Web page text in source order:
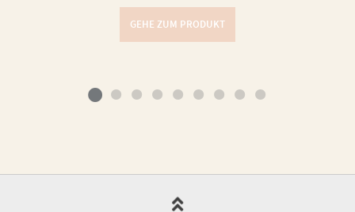
GEHE ZUM PRODUKT